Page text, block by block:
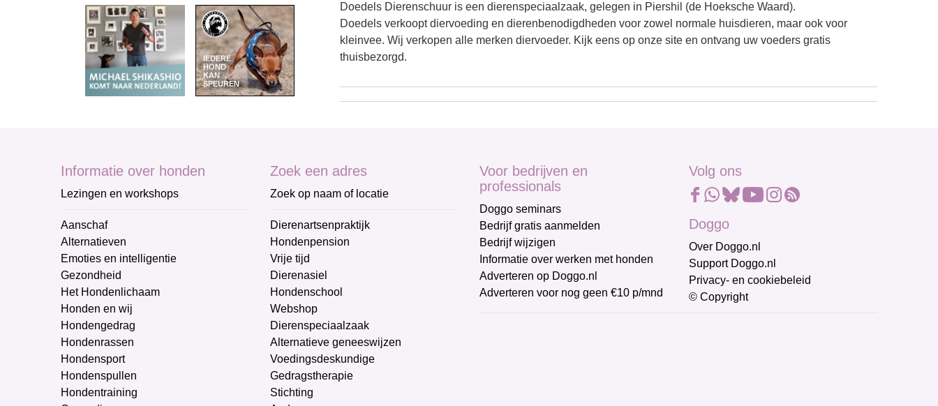
Doedels Dierenschuur is een dierenspeciaalzaak, gelegen in Piershil (de Hoeksche Waard).
Doedels verkoopt diervoeding en dierenbenodigdheden voor zowel normale huisdieren, maar ook voor
kleinvee. Wij verkopen alle merken diervoeder. Kijk eens op onze site en ontvang uw voeders gratis
thuisbezorgd.
Informatie over honden
Lezingen en workshops
Aanschaf
Alternatieven
Emoties en intelligentie
Gezondheid
Het Hondenlichaam
Honden en wij
Hondengedrag
Hondenrassen
Hondensport
Hondenspullen
Hondentraining
Zoek een adres
Zoek op naam of locatie
Dierenartsenpraktijk
Hondenpension
Vrije tijd
Dierenasiel
Hondenschool
Webshop
Dierenspeciaalzaak
Alternatieve geneeswijzen
Voedingsdeskundige
Gedragstherapie
Stichting
Voor bedrijven en
professionals
Doggo seminars
Bedrijf gratis aanmelden
Bedrijf wijzigen
Informatie over werken met honden
Adverteren op Doggo.nl
Adverteren voor nog geen €10 p/mnd
Volg ons
Doggo
Over Doggo.nl
Support Doggo.nl
Privacy- en cookiebeleid
© Copyright